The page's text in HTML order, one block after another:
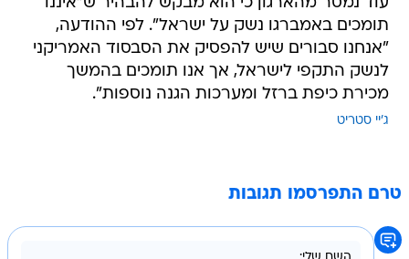
עוד נמסר מהארגון כי הוא מבקש להבהיר ש"איננו
תומכים באמברגו נשק על ישראל". לפי ההודעה,
"אנחנו סבורים שיש להפסיק את הסבסוד האמריקני
לנשק התקפי לישראל, אך אנו תומכים בהמשך
מכירת כיפת ברזל ומערכות הגנה נוספות".
ג'יי סטריט
טרם התפרסמו תגובות